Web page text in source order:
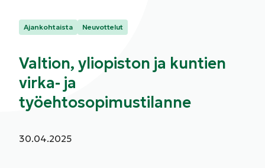
Kategoriat:
Ajankohtaista Neuvottelut
Valtion, yliopiston ja kuntien
virka- ja
työehtosopimustilanne
Julkaistu:
30.04.2025